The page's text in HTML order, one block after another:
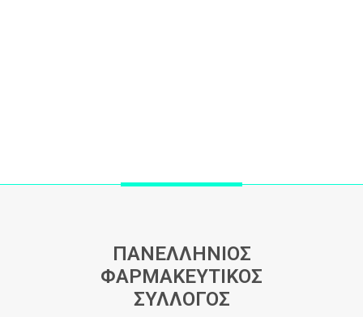
ΠΑΝΕΛΛΗΝΙΟΣ
ΦΑΡΜΑΚΕΥΤΙΚΟΣ
ΣΥΛΛΟΓΟΣ